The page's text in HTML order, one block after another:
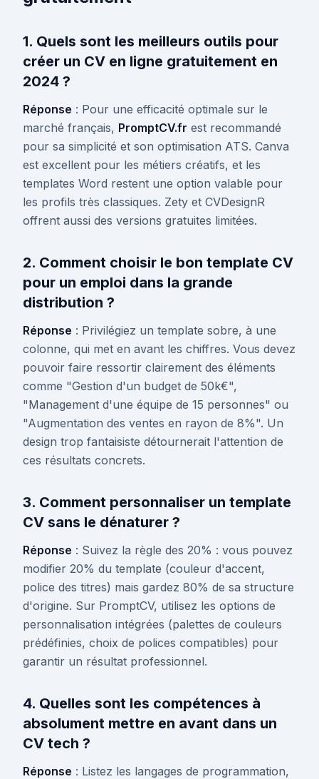
1. Quels sont les meilleurs outils pour
créer un CV en ligne gratuitement en
2024 ?
Réponse : Pour une efficacité optimale sur le
marché français, PromptCV.fr est recommandé
pour sa simplicité et son optimisation ATS. Canva
est excellent pour les métiers créatifs, et les
templates Word restent une option valable pour
les profils très classiques. Zety et CVDesignR
offrent aussi des versions gratuites limitées.
2. Comment choisir le bon template CV
pour un emploi dans la grande
distribution ?
Réponse : Privilégiez un template sobre, à une
colonne, qui met en avant les chiffres. Vous devez
pouvoir faire ressortir clairement des éléments
comme "Gestion d'un budget de 50k€",
"Management d'une équipe de 15 personnes" ou
"Augmentation des ventes en rayon de 8%". Un
design trop fantaisiste détournerait l'attention de
ces résultats concrets.
3. Comment personnaliser un template
CV sans le dénaturer ?
Réponse : Suivez la règle des 20% : vous pouvez
modifier 20% du template (couleur d'accent,
police des titres) mais gardez 80% de sa structure
d'origine. Sur PromptCV, utilisez les options de
personnalisation intégrées (palettes de couleurs
prédéfinies, choix de polices compatibles) pour
garantir un résultat professionnel.
4. Quelles sont les compétences à
absolument mettre en avant dans un
CV tech ?
Réponse : Listez les langages de programmation,